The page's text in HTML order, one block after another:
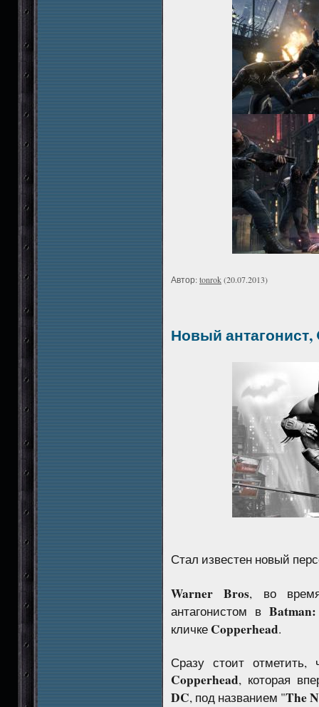
Автор:tonrok(20.07.2013)
Новый антагонист,
Стал известен новый
Warner Bros, во
антагонистом в
кличке Copperhead.
Сразу стоит отметить,
Copperhead, которая
DC, под названием "The